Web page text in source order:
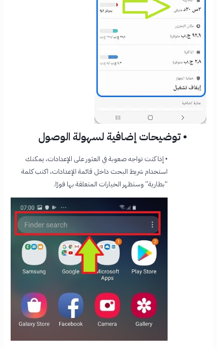
• توضيحات إضافية لسهولة الوصول
• إذا كنت تواجه صعوبة في العثور على الإعدادات، يمكنك
استخدام شريط البحث داخل قائمة الإعدادات، اكتب كلمة
“بطارية” وستظهر الخيارات المتعلقة بها فورًا.